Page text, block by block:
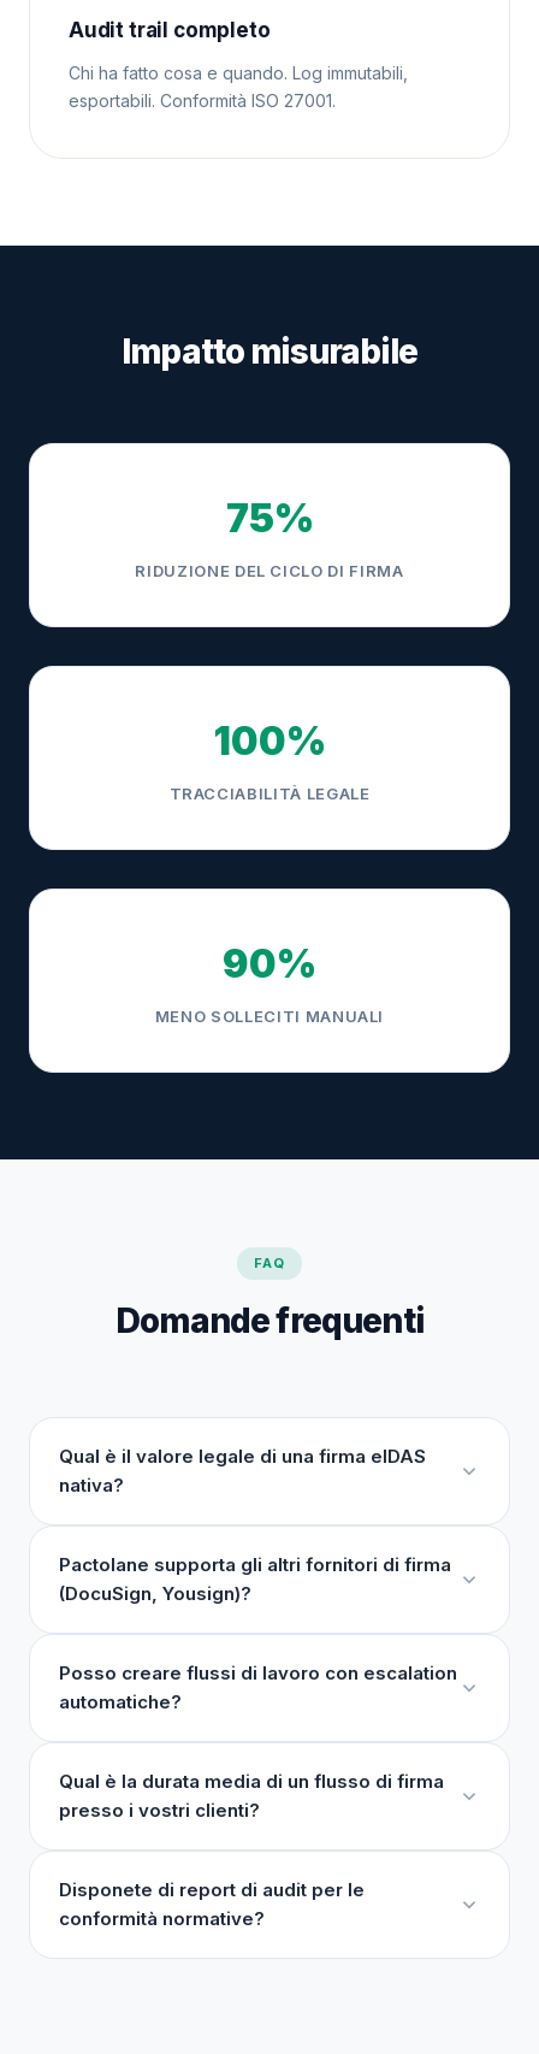
Audit trail completo
Chi ha fatto cosa e quando. Log immutabili,
esportabili. Conformità ISO 27001.
Impatto misurabile
75%
RIDUZIONE DEL CICLO DI FIRMA
100%
TRACCIABILITÀ LEGALE
90%
MENO SOLLECITI MANUALI
FAQ
Domande frequenti
Qual è il valore legale di una firma eIDAS
nativa?
Pactolane supporta gli altri fornitori di firma
(DocuSign, Yousign)?
Posso creare flussi di lavoro con escalation
automatiche?
Qual è la durata media di un flusso di firma
presso i vostri clienti?
Disponete di report di audit per le
conformità normative?